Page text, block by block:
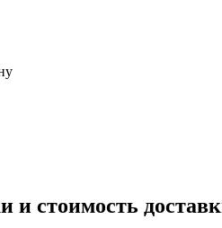
и стоимость